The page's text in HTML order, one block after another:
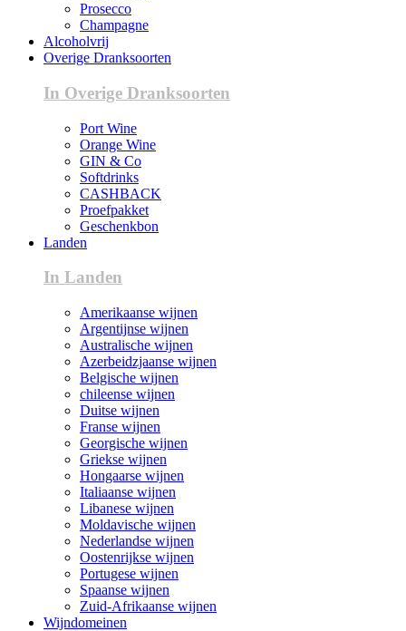
Prosecco
Champagne
Alcoholvrij
Overige Dranksoorten
In Overige Dranksoorten
Port Wine
Orange Wine
GIN & Co
Softdrinks
CASHBACK
Proefpakket
Geschenkbon
Landen
In Landen
Amerikaanse wijnen
Argentijnse wijnen
Australische wijnen
Azerbeidzjaanse wijnen
Belgische wijnen
chileense wijnen
Duitse wijnen
Franse wijnen
Georgische wijnen
Griekse wijnen
Hongaarse wijnen
Italiaanse wijnen
Libanese wijnen
Moldavische wijnen
Nederlandse wijnen
Oostenrijkse wijnen
Portugese wijnen
Spaanse wijnen
Zuid-Afrikaanse wijnen
Wijndomeinen